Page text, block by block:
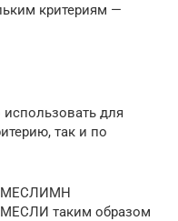
критериям —
для
так и по
таким образом